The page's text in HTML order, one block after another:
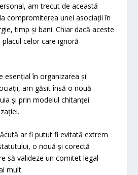
am trecut de această
compromiterea unei asociații în
timp și bani. Chiar dacă aceste
celor care ignoră
esențial în organizarea și
am găsit însă o nouă
și prin modelul chitanței
ar fi putut fi evitată extrem
o nouă și corectă
să valideze un comitet legal
mult.